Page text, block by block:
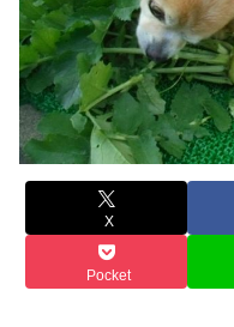
X
Pocket